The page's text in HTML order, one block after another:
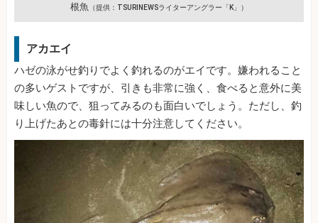
根魚 （提供：TSURINEWSライターアングラー「K」）
アカエイ
ハゼの泳がせ釣りでよく釣れるのがエイです。嫌われること
の多いゲストですが、引きも非常に強く、食べると意外に美
味しい魚ので、狙ってみるのも面白いでしょう。ただし、釣
り上げたあとの毒針には十分注意してください。